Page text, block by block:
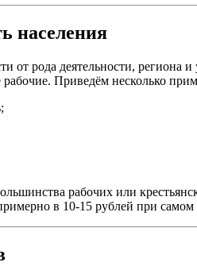
населения
от рода деятельности,
Приведём несколько
рабочих или
в 10-15 рублей при